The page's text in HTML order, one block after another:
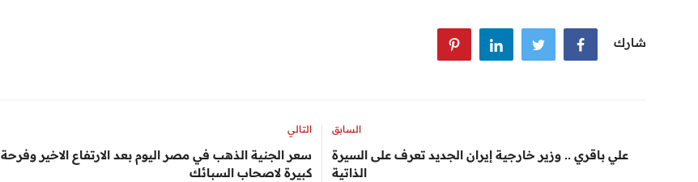
شارك
السابق
علي باقري .. وزير خارجية إيران الجديد تعرف على السيرة
الذاتية
التالي
سعر الجنية الذهب في مصر اليوم بعد الارتفاع الاخير وفرحة
كبيرة لاصحاب السبائك